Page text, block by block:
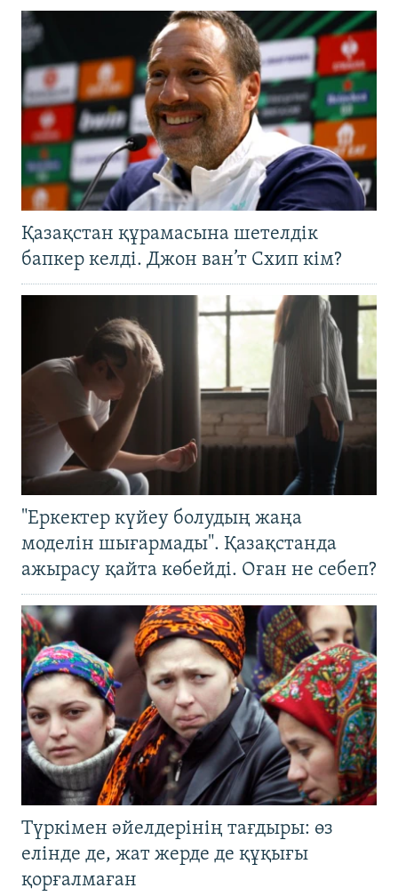
Қазақстан құрамасына шетелдік
бапкер келді. Джон ван’т Схип кім?
"Еркектер күйеу болудың жаңа
моделін шығармады". Қазақстанда
ажырасу қайта көбейді. Оған не себеп?
Түркімен әйелдерінің тағдыры: өз
елінде де, жат жерде де құқығы
қорғалмаған